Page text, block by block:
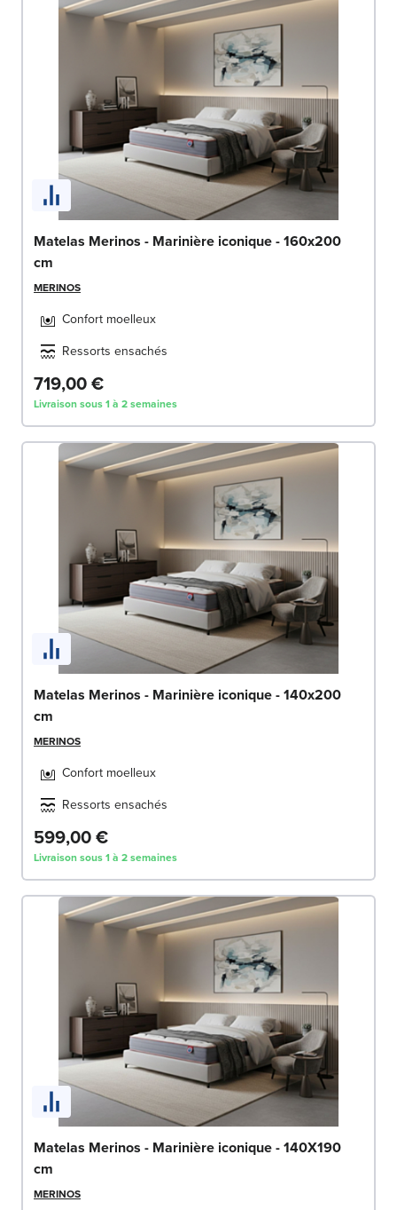
Matelas Merinos - Marinière iconique - 160x200
cm
MERINOS
Confort moelleux
Ressorts ensachés
719,00 €
Livraison sous 1 à 2 semaines
Matelas Merinos - Marinière iconique - 140x200
cm
MERINOS
Confort moelleux
Ressorts ensachés
599,00 €
Livraison sous 1 à 2 semaines
Matelas Merinos - Marinière iconique - 140X190
cm
MERINOS